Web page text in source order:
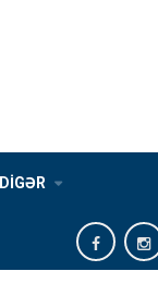
DİGƏR